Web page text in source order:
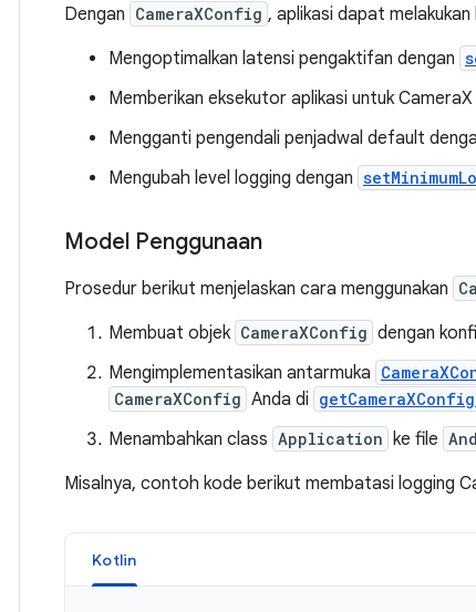
Dengan CameraXConfig , aplikasi dapat
Mengoptimalkan latensi pengaktifan dengan
Memberikan eksekutor aplikasi untuk
Mengganti pengendali penjadwal default
Mengubah level logging dengan
Model Penggunaan
Prosedur berikut menjelaskan cara menggunakan
Membuat objek CameraXConfig dengan
Mengimplementasikan antarmuka
CameraXConfig Anda di
Menambahkan class Application ke file
Misalnya, contoh kode berikut membatasi logging
Kotlin